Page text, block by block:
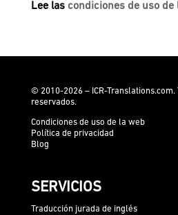
Lee las condiciones de uso de
© 2010-2026 – ICR-Translations.com.
reservados.
Condiciones de uso de la web
Política de privacidad
Blog
SERVICIOS
Traducción jurada de inglés